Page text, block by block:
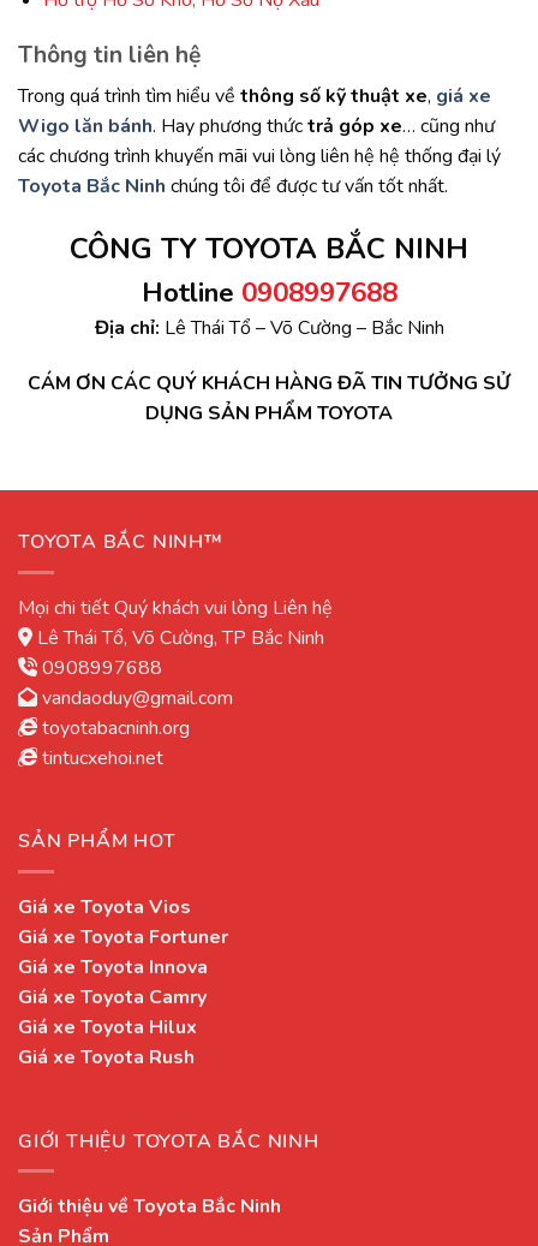
Thông tin liên hệ
Trong quá trình tìm hiểu về thông số kỹ thuật xe, giá xe
Wigo lăn bánh. Hay phương thứctrả góp xe… cũng như
các chương trình khuyến mãi vui lòng liên hệ hệ thống đại lý
Toyota Bắc Ninh chúng tôi để được tư vấn tốt nhất.
CÔNG TY TOYOTA BẮC NINH
Hotline 0908997688
Địa chỉ: Lê Thái Tổ – Võ Cường – Bắc Ninh
CÁM ƠN CÁC QUÝ KHÁCH HÀNG ĐÃ TIN TƯỞNG SỬ
DỤNG SẢN PHẨM TOYOTA
TOYOTA BẮC NINH™
Mọi chi tiết Quý khách vui lòng Liên hệ
Lê Thái Tổ, Võ Cường, TP Bắc Ninh
0908997688
vandaoduy@gmail.com
toyotabacninh.org
tintucxehoi.net
SẢN PHẨM HOT
Giá xe Toyota Vios
Giá xe Toyota Fortuner
Giá xe Toyota Innova
Giá xe Toyota Camry
Giá xe Toyota Hilux
Giá xe Toyota Rush
GIỚI THIỆU TOYOTA BẮC NINH
Giới thiệu về Toyota Bắc Ninh
Sản Phẩm